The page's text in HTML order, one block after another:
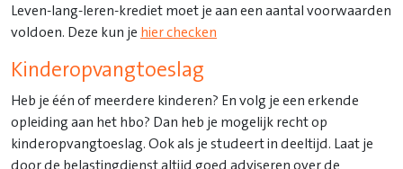
Leven-lang-leren-krediet moet je aan een aantal voorwaarden
voldoen. Deze kun je hier checken
Kinderopvangtoeslag
Heb je één of meerdere kinderen? En volg je een erkende
opleiding aan het hbo? Dan heb je mogelijk recht op
kinderopvangtoeslag. Ook als je studeert in deeltijd. Laat je
door de belastingdienst altijd goed adviseren over de